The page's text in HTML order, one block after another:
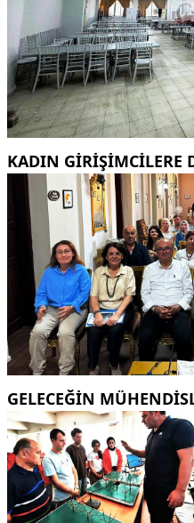
KADIN GİRİŞİMCİLERE
GELECEĞİN